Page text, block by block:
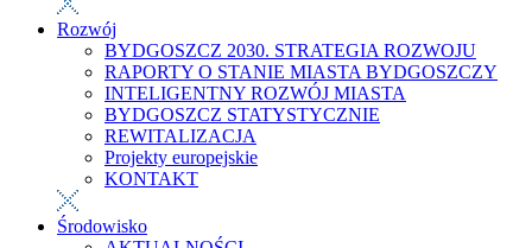
Rozwój
BYDGOSZCZ 2030. STRATEGIA ROZWOJU
RAPORTY O STANIE MIASTA BYDGOSZCZY
INTELIGENTNY ROZWÓJ MIASTA
BYDGOSZCZ STATYSTYCZNIE
REWITALIZACJA
Projekty europejskie
KONTAKT
Środowisko